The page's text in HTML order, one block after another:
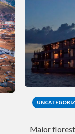
Maior